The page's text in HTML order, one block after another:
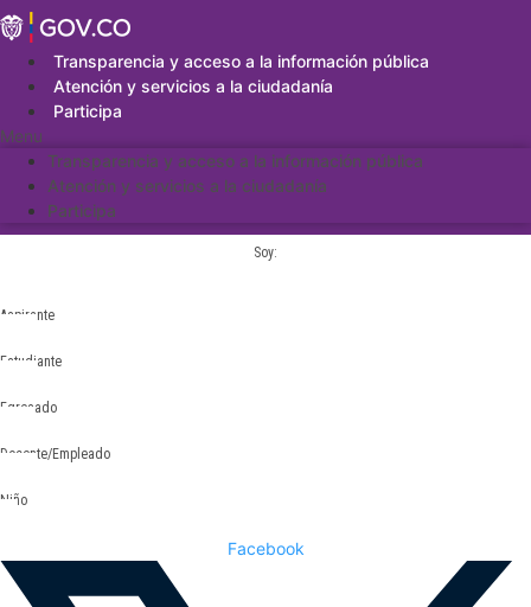
Saltar
al
contenidoTransparencia y acceso a la información pública
Atención y servicios a la ciudadanía
Participa
Menu
Transparencia y acceso a la información pública
Atención y servicios a la ciudadanía
Participa
Soy:
Aspirante
Estudiante
Egresado
Docente/Empleado
Niño
Facebook